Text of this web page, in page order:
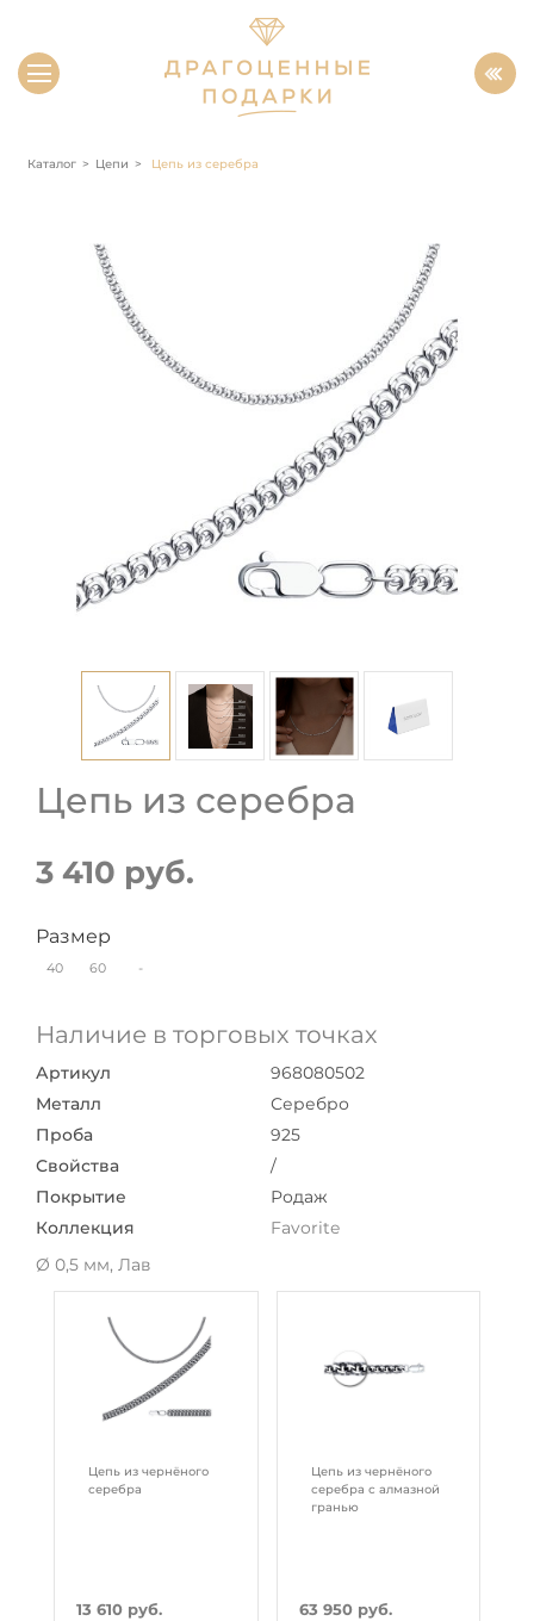
Каталог Цепи Цепь из серебра
Цепь из серебра
3 410 руб.
Размер
40 60 -
Наличие в торговых точках
Артикул
968080502
Металл
Серебро
Проба
925
Свойства
/
Покрытие
Родаж
Коллекция
Favorite
Ø 0,5 мм, Лав
Цепь из чернёного
серебра
13 610 руб.
Цепь из чернёного
серебра с алмазной
гранью
63 950 руб.